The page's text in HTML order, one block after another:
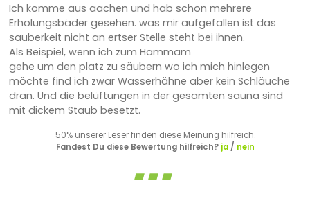
Ich komme aus aachen und hab schon mehrere
Erholungsbäder gesehen. was mir aufgefallen ist das
sauberkeit nicht an ertser Stelle steht bei ihnen.
Als Beispiel, wenn ich zum Hammam
gehe um den platz zu säubern wo ich mich hinlegen
möchte find ich zwar Wasserhähne aber kein Schläuche
dran. Und die belüftungen in der gesamten sauna sind
mit dickem Staub besetzt.
50% unserer Leser finden diese Meinung hilfreich.
Fandest Du diese Bewertung hilfreich? ja/ nein